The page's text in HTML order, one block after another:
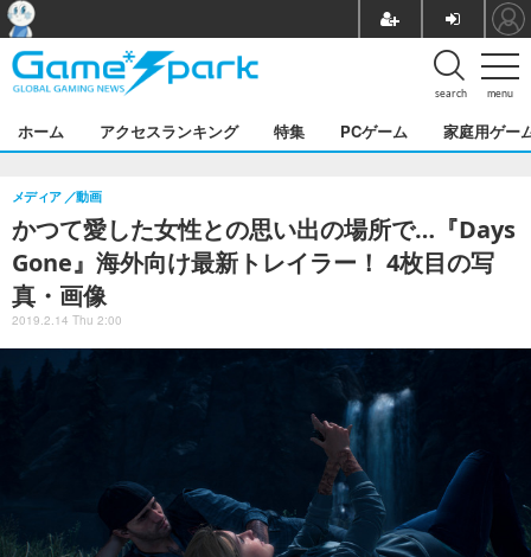
menu
search
ホーム アクセスランキング 特集 PCゲーム 家庭用ゲー
かつて愛した女性との思い出の場所で…『Days
Gone』海外向け最新トレイラー！ 4枚目の写
真・画像
メディア 動画
2019.2.14 Thu 2:00